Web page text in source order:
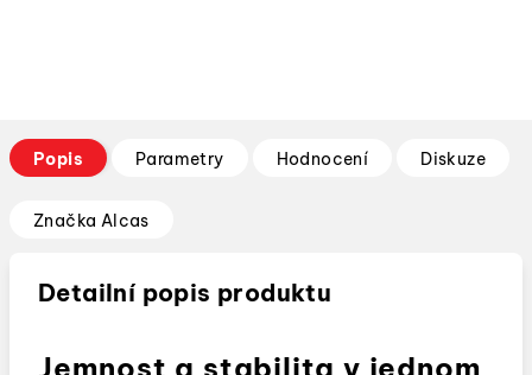
Popis Parametry Hodnocení Diskuze
Značka Alcas
Detailní popis produktu
Jemnost a stabilita v jednom